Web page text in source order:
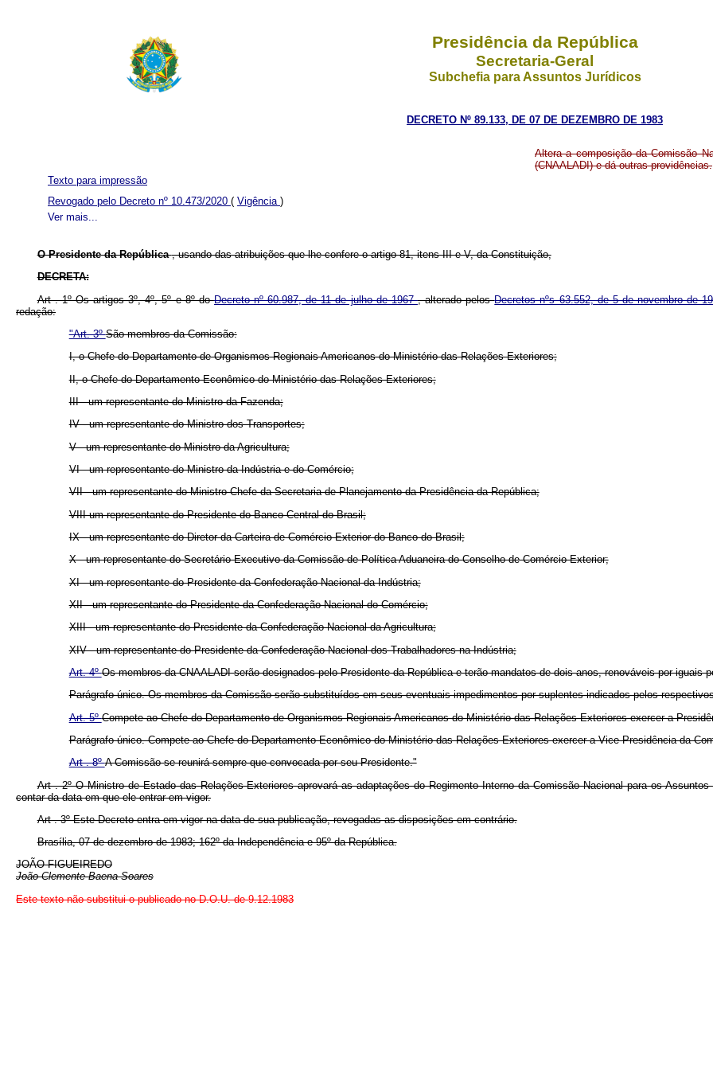
Presidência da República
Secretaria-Geral
Subchefia para Assuntos Jurídicos
DECRETO Nº 89.133, DE 07 DE DEZEMBRO DE 1983
Altera a composição da Comissão
(CNAALADI) e dá outras providências.
Ver mais...
Texto para impressão
Revogado pelo Decreto nº 10.473/2020 ( Vigência )
O Presidente da República, usando das atribuições que lhe confere o artigo 81, itens III e V, da Constituição,
DECRETA:
Art . 1º Os artigos 3º, 4º, 5º e 8º doDecreto nº 60.987, de 11 de julho de 1967, alterado pelosDecretos nºs 63.552, de 5 de novembro de
redação:
"Art. 3ºSão membros da Comissão:
I, o Chefe do Departamento de Organismos Regionais Americanos do Ministério das Relações Exteriores;
II, o Chefe do Departamento Econômico do Ministério das Relações Exteriores;
III - um representante do Ministro da Fazenda;
IV - um representante do Ministro dos Transportes;
V - um representante do Ministro da Agricultura;
VI - um representante do Ministro da Indústria e do Comércio;
VII - um representante do Ministro Chefe da Secretaria de Planejamento da Presidência da República;
VIII um representante do Presidente do Banco Central do Brasil;
IX - um representante do Diretor da Carteira de Comércio Exterior do Banco do Brasil;
X - um representante do Secretário-Executivo da Comissão de Política Aduaneira do Conselho de Comércio Exterior;
XI - um representante do Presidente da Confederação Nacional da Indústria;
XII - um representante do Presidente da Confederação Nacional do Comércio;
XIII - um representante do Presidente da Confederação Nacional da Agricultura;
XIV - um representante do Presidente da Confederação Nacional dos Trabalhadores na Indústria;
Art. 4ºOs membros da CNAALADI serão designados pelo Presidente da República e terão mandatos de dois anos, renováveis por iguais
Parágrafo único. Os membros da Comissão serão substituídos em seus eventuais impedimentos por suplentes indicados pelos
Art. 5ºCompete ao Chefe do Departamento de Organismos Regionais Americanos do Ministério das Relações Exteriores exercer a
Parágrafo único. Compete ao Chefe do Departamento Econômico do Ministério das Relações Exteriores exercer a Vice-Presidência da
Art . 8ºA Comissão se reunirá sempre que convocada por seu Presidente."
Art . 2º O Ministro de Estado das Relações Exteriores aprovará as adaptações do Regimento Interno da Comissão Nacional para os
contar da data em que ele entrar em vigor.
Art . 3º Este Decreto entra em vigor na data de sua publicação, revogadas as disposições em contrário.
Brasília, 07 de dezembro de 1983; 162º da Independência e 95º da República.
JOÃO FIGUEIREDO
João Clemente Baena Soares
Este texto não substitui o publicado no D.O.U. de 9.12.1983